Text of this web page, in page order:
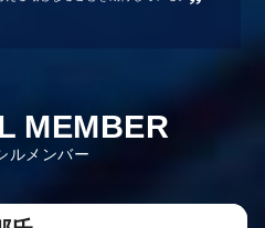
MEMBER
ルメンバー